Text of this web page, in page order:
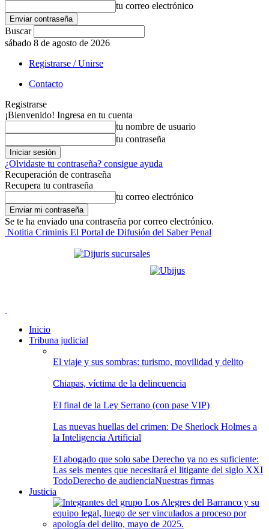
tu correo electrónico
Buscar
sábado 8 de agosto de 2026
Registrarse / Unirse
Contacto
Registrarse
¡Bienvenido! Ingresa en tu cuenta
tu nombre de usuario
tu contraseña
¿Olvidaste tu contraseña? consigue ayuda
Recuperación de contraseña
Recupera tu contraseña
tu correo electrónico
Se te ha enviado una contraseña por correo electrónico.
Notitia Criminis El Portal de Difusión del Saber Penal
Inicio
Tribuna judicial
El viaje y sus sombras: turismo, movilidad y delito
Chiapas, víctima de la delincuencia
El final de la Ley Serrano (con pase VIP)
Las nuevas huellas del crimen: De Sherlock Holmes a
la Inteligencia Artificial
El abogado que solo sabe Derecho ya no es suficiente:
Las seis mentes que necesitará el litigante del siglo XXI
TodoDerecho de audienciaNuestras firmas
Justicia